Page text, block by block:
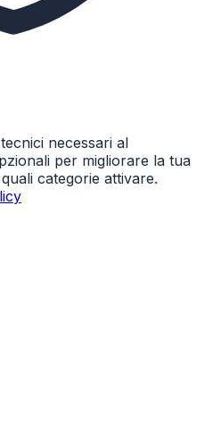
necessari al
per migliorare la tua
categorie attivare.